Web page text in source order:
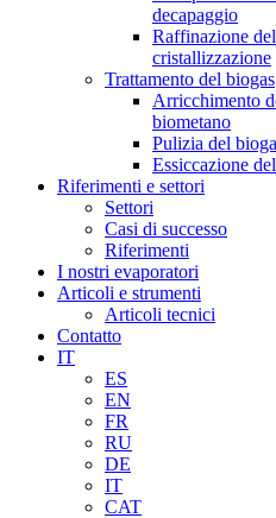
decapaggio
Raffinazione
cristallizzazione
Trattamento del biogas
Arricchimento
biometano
Pulizia del
Essiccazione
Riferimenti e settori
Settori
Casi di successo
Riferimenti
I nostri evaporatori
Articoli e strumenti
Articoli tecnici
Contatto
IT
ES
EN
FR
RU
DE
IT
CAT